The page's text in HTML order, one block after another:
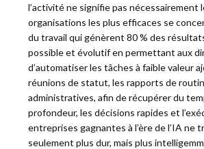
l’activité ne signifie pas nécessairement
organisations les plus efficaces se
du travail qui génèrent 80 % des
possible et évolutif en permettant aux
d’automatiser les tâches à faible valeur
réunions de statut, les rapports de
administratives, afin de récupérer du
profondeur, les décisions rapides et
entreprises gagnantes à l’ère de l’IA ne
seulement plus dur, mais plus